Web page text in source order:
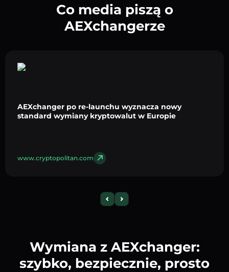
Co media piszą o
AEXchangerze
AEXchanger po re-launchu wyznacza nowy
standard wymiany kryptowalut w Europie
www.cryptopolitan.com
Wymiana z AEXchanger:
szybko, bezpiecznie, prosto